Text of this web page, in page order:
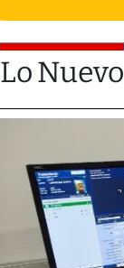
Lo Nuevo